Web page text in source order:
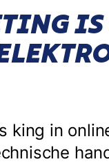
king in